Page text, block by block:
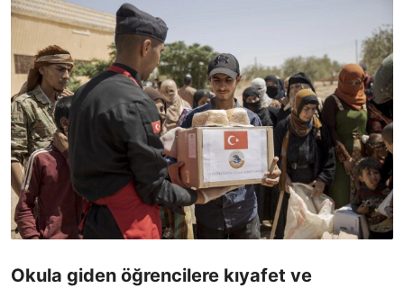
Okula giden öğrencilere kıyafet ve